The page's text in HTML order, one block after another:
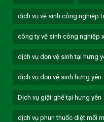
dịch vụ vệ sinh công nghiệp
công ty vệ sinh công nghiệp
dịch vụ dọn vệ sinh tại hưng
dịch vụ dọn vệ sinh hưng yên
Dịch vụ giặt ghế tại hưng yên
dịch vụ phun thuốc diệt mối